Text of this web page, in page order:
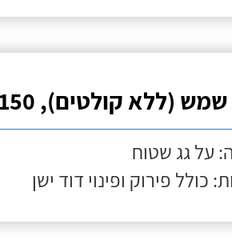
(ללא קולטים), 150 ליטר
על גג שטוח
כולל פירוק ופינוי דוד ישן